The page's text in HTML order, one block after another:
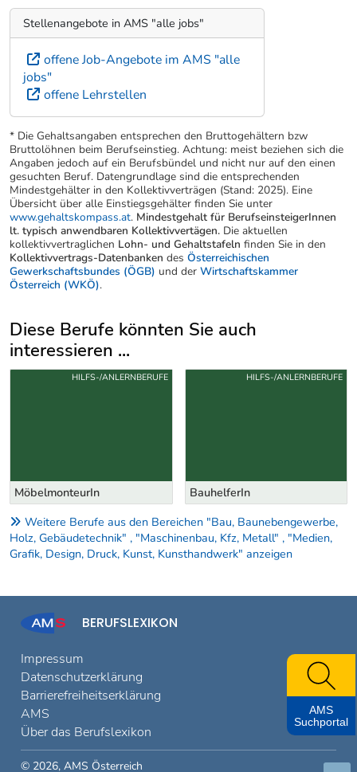
Stellenangebote in AMS "alle jobs"
offene Job-Angebote im AMS "alle
jobs"
offene Lehrstellen
* Die Gehaltsangaben entsprechen den Bruttogehältern bzw
Bruttolöhnen beim Berufseinstieg. Achtung: meist beziehen sich die
Angaben jedoch auf ein Berufsbündel und nicht nur auf den einen
gesuchten Beruf. Datengrundlage sind die entsprechenden
Mindestgehälter in den Kollektivverträgen (Stand: 2025). Eine
Übersicht über alle Einstiegsgehälter finden Sie unter
www.gehaltskompass.at. Mindestgehalt für BerufseinsteigerInnen
lt. typisch anwendbaren Kollektivvertägen. Die aktuellen
kollektivvertraglichen Lohn- und Gehaltstafeln finden Sie in den
Kollektivvertrags-Datenbanken des Österreichischen
Gewerkschaftsbundes (ÖGB) und der Wirtschaftskammer
Österreich (WKÖ).
Diese Berufe könnten Sie auch
interessieren ...
Uber weitere Berufsvorschläge
MöbelmonteurIn
HILFS-/ANLERNBERUFE
BauhelferIn
HILFS-/ANLERNBERUFE
Weitere Berufe aus den Bereichen "Bau, Baunebengewerbe,
Holz, Gebäudetechnik" , "Maschinenbau, Kfz, Metall" , "Medien,
Grafik, Design, Druck, Kunst, Kunsthandwerk" anzeigen
BERUFSLEXIKON
Impressum
Datenschutzerklärung
Barrierefreiheitserklärung
AMS
Über das Berufslexikon
© 2026, AMS Österreich
AMS
Suchportal